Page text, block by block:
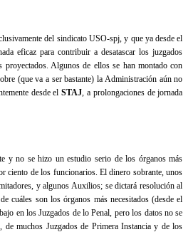
del sindicato USO-spj, y que ya desde el
eficaz para contribuir a desatascar los juzgados
Algunos de ellos se han montado con
(que va a ser bastante)la Administraciónaún no
desde elSTAJ, a prolongaciones de jornada
y no se hizo un estudio serio de los órganos más
ciento de los funcionarios. El dinero sobrante, unos
y algunos Auxilios; se dictará resolución al
cuáles son los órganos más necesitados (desde el
en los Juzgados de lo Penal, pero los datos no se
muchos Juzgados de Primera Instancia y de los